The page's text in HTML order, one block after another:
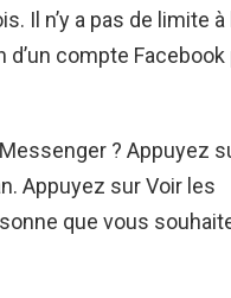
Il n’y a pas de limite à
compte Facebook
? Appuyez
Appuyez sur Voir les
que vous